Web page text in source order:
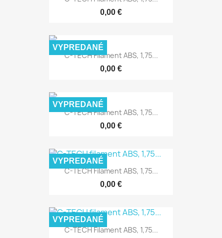
0,00 €
C-TECH Filament ABS, 1,75...
0,00 €
VYPREDANÉ
C-TECH Filament ABS, 1,75...
0,00 €
VYPREDANÉ
C-TECH Filament ABS, 1,75...
0,00 €
VYPREDANÉ
C-TECH Filament ABS, 1,75...
VYPREDANÉ